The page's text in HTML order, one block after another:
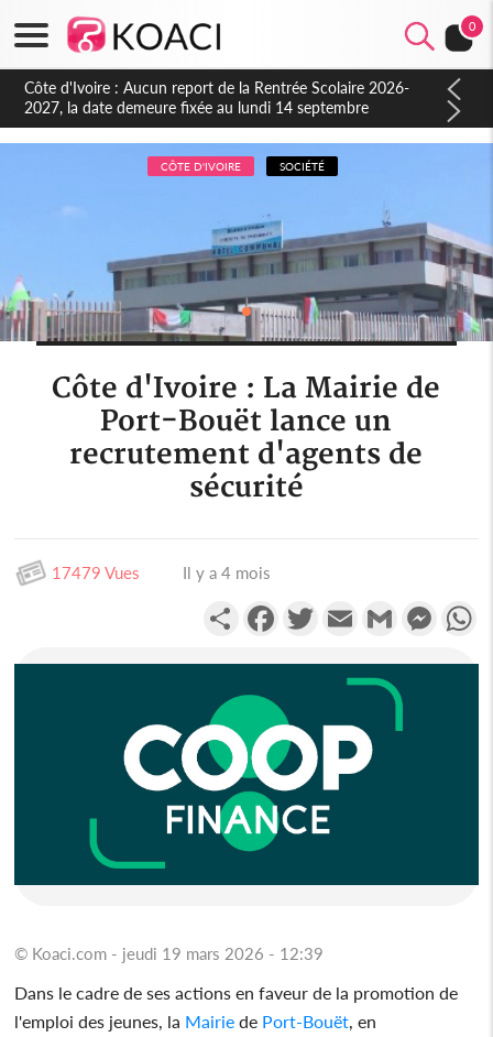
0
Côte d'Ivoire : Indépendance à Blahou, le sous-préfet : « La
fête nous invite à mesurer le chemin parcouru et à renouveler
notre engagement collectif en faveur du développement »
CÔTE D'IVOIRE SOCIÉTÉ
Côte d'Ivoire : La Mairie de
Port-Bouët lance un
recrutement d'agents de
sécurité
17479 Vues Il y a 4 mois
PartagerFacebookTwitterEmail Gmail
© Koaci.com - jeudi 19 mars 2026 - 12:39
Dans le cadre de ses actions en faveur de la promotion de
l'emploi des jeunes, la Mairie de Port-Bouët , en